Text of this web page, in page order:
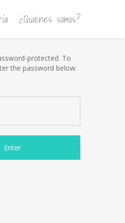
¿Quienes somos?
protected. To
the password below.